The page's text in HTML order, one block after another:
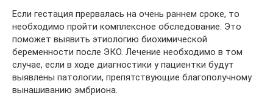
Если гестация прервалась на очень раннем сроке, то
необходимо пройти комплексное обследование. Это
поможет выявить этиологию биохимической
беременности после ЭКО. Лечение необходимо в том
случае, если в ходе диагностики у пациентки будут
выявлены патологии, препятствующие благополучному
вынашиванию эмбриона.